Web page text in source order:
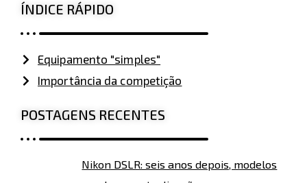
ÍNDICE RÁPIDO
Equipamento "simples"
Importância da competição
POSTAGENS RECENTES
Nikon DSLR: seis anos depois, modelos